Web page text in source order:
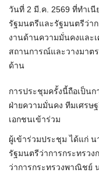
วันที่ 2 มี.ค. 2569 ที่ทำเ
รัฐมนตรีและรัฐมนตรีว่า
งานด้านความมั่นคงและ
สถานการณ์และวางมาต
ด้าน
การประชุมครั้งนี้ถือเป็น
ฝ่ายความมั่นคง ทีมเศรษ
เอกชนเข้าร่วม
ผู้เข้าร่วมประชุม ได้แก่
รัฐมนตรีว่าการกระทรว
ว่าการกระทรวงพาณิชย์